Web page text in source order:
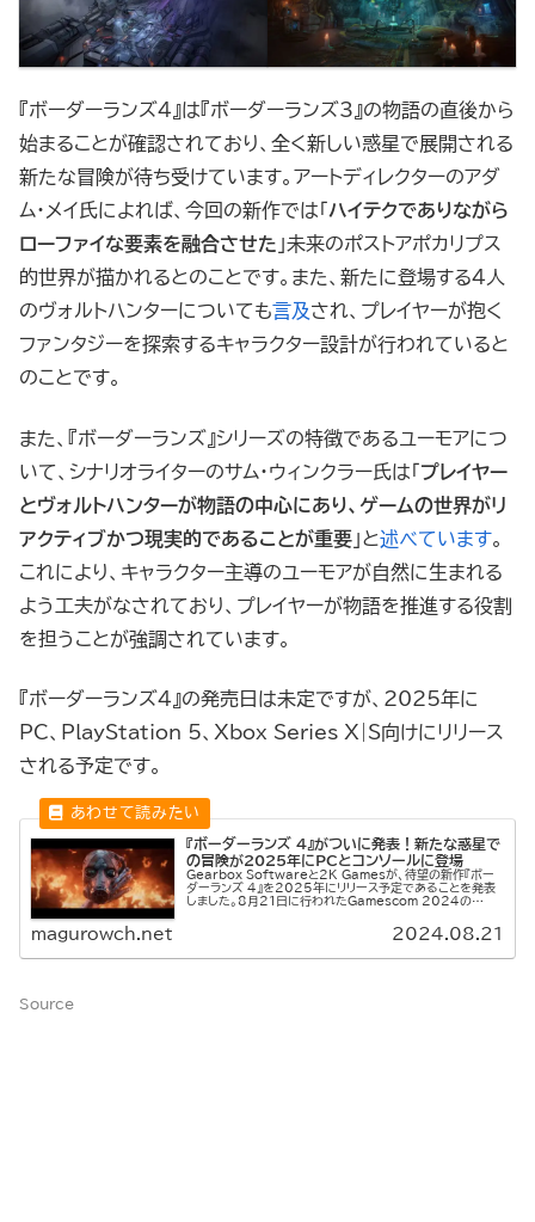
『ボーダーランズ4』は『ボーダーランズ3』の物語の直後から
始まることが確認されており、全く新しい惑星で展開される
新たな冒険が待ち受けています。アートディレクターのアダ
ム・メイ氏によれば、今回の新作では「 ハイテクでありながら
ローファイな要素を融合させた 」未来のポストアポカリプス
的世界が描かれるとのことです。また、新たに登場する4人
のヴォルトハンターについても言及され、プレイヤーが抱く
ファンタジーを探索するキャラクター設計が行われていると
のことです。
また、『ボーダーランズ』シリーズの特徴であるユーモアにつ
いて、シナリオライターのサム・ウィンクラー氏は「 プレイヤー
とヴォルトハンターが物語の中心にあり、ゲームの世界がリ
アクティブかつ現実的であることが重要 」と述べています。
これにより、キャラクター主導のユーモアが自然に生まれる
よう工夫がなされており、プレイヤーが物語を推進する役割
を担うことが強調されています。
『ボーダーランズ4』の発売日は未定ですが、2025年に
PC、PlayStation 5、Xbox Series X|S向けにリリース
される予定です。
『ボーダーランズ 4』がついに発表！新たな惑星で
の冒険が2025年にPCとコンソールに登場
Gearbox Softwareと2K Gamesが、待望の新作『ボー
ダーランズ 4』を2025年にリリース予定であることを発表
しました。8月21日に行われたGamescom 2024の
magurowch.net 2024.08.21
Source